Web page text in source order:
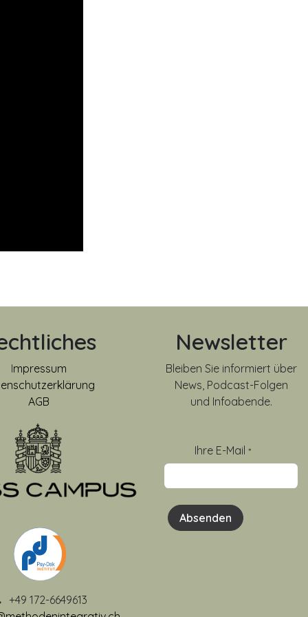
Impressum
AGB
+49 172-6649613
Newsletter
Bleiben Sie informiert über
News, Podcast-Folgen
und Infoabende.
Ihre E-Mail *
Absenden